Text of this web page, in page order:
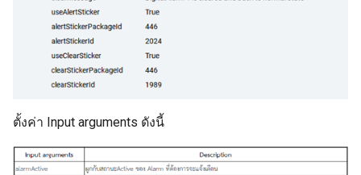
ตั้งค่า Input arguments ดังนี้